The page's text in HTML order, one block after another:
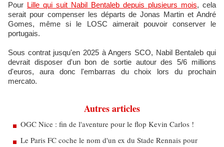
Pour Lille qui suit Nabil Bentaleb depuis plusieurs mois, cela
serait pour compenser les départs de Jonas Martin et André
Gomes, même si le LOSC aimerait pouvoir conserver le
portugais.
Sous contrat jusqu'en 2025 à Angers SCO, Nabil Bentaleb qui
devrait disposer d'un bon de sortie autour des 5/6 millions
d'euros, aura donc l'embarras du choix lors du prochain
mercato.
Autres articles
OGC Nice : fin de l'aventure pour le flop Kevin Carlos !
Le Paris FC coche le nom d'un ex du Stade Rennais pour